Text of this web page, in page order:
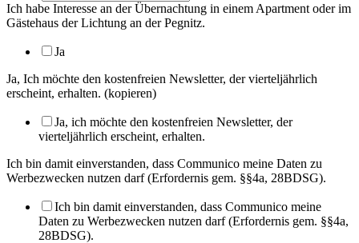
Ich habe Interesse an der Übernachtung in einem Apartment oder im
Gästehaus der Lichtung an der Pegnitz.
Ja
Ja, Ich möchte den kostenfreien Newsletter, der vierteljährlich
erscheint, erhalten. (kopieren)
Ja, ich möchte den kostenfreien Newsletter, der
vierteljährlich erscheint, erhalten.
Ich bin damit einverstanden, dass Communico meine Daten zu
Werbezwecken nutzen darf (Erfordernis gem. §§4a, 28BDSG).
Ich bin damit einverstanden, dass Communico meine
Daten zu Werbezwecken nutzen darf (Erfordernis gem. §§4a,
28BDSG).